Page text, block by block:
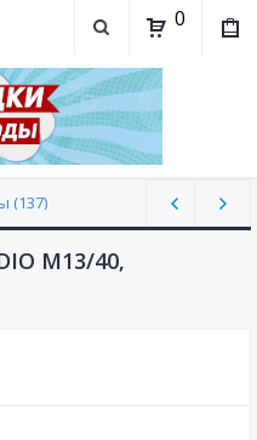
0
(137)
M13/40,